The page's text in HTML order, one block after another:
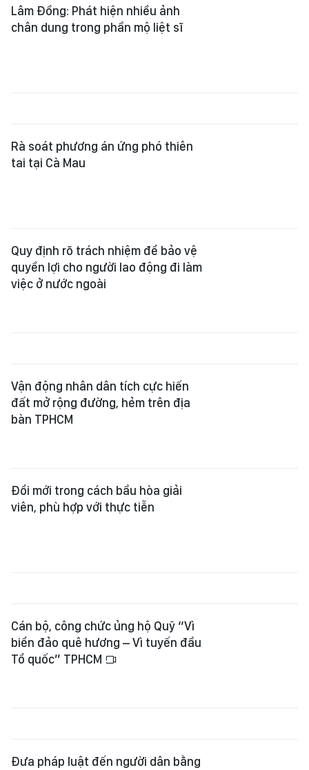
Lâm Đồng: Phát hiện nhiều ảnh
chân dung trong phần mộ liệt sĩ
Rà soát phương án ứng phó thiên
tai tại Cà Mau
Quy định rõ trách nhiệm để bảo vệ
quyền lợi cho người lao động đi làm
việc ở nước ngoài
Vận động nhân dân tích cực hiến
đất mở rộng đường, hẻm trên địa
bàn TPHCM
Đổi mới trong cách bầu hòa giải
viên, phù hợp với thực tiễn
Cán bộ, công chức ủng hộ Quỹ “Vì
biển đảo quê hương – Vì tuyến đầu
Tổ quốc” TPHCM
Đưa pháp luật đến người dân bằng